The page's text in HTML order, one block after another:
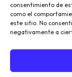
consentimiento de
como el
este sitio. No
negativamente a
Política de
Aviso Legal
Política de